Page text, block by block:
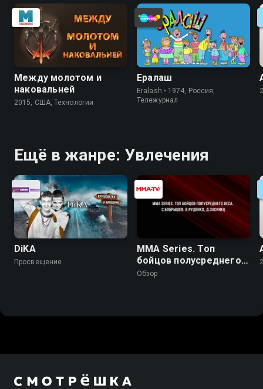
Между молотом и
наковальней
2015, США, Технологии
Ералаш
Eralash • 1974, Россия,
Тележурнал
Ещё в жанре: Увлечения
DiKA
Просвещение
MMA Series. Топ
бойцов полусреднего
веса. С.Бобрышев,
Обзор